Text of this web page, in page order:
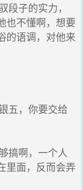
子的实力，
也不懂啊，想要
的语调，对他来
五，你要交给
搞啊，一个人
里面，反而会弄